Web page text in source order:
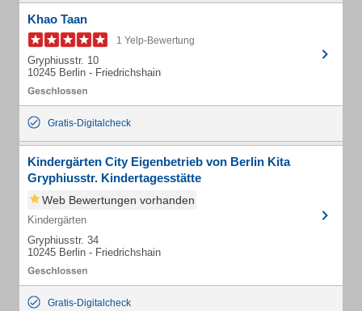
Khao Taan
1 Yelp-Bewertung
Gryphiusstr. 10
10245 Berlin - Friedrichshain
Gratis-Digitalcheck
Kindergärten City Eigenbetrieb von Berlin Kita
Gryphiusstr. Kindertagesstätte
Web Bewertungen vorhanden
Kindergärten
Gryphiusstr. 34
10245 Berlin - Friedrichshain
Gratis-Digitalcheck